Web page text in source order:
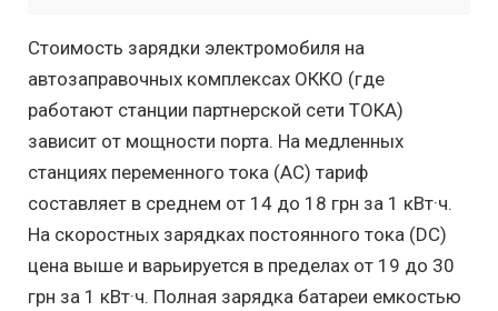
Стоимость зарядки электромобиля на
автозаправочных комплексах ОККО (где
работают станции партнерской сети TOKA)
зависит от мощности порта. На медленных
станциях переменного тока (AC) тариф
составляет в среднем от 14 до 18 грн за 1 кВт·ч.
На скоростных зарядках постоянного тока (DC)
цена выше и варьируется в пределах от 19 до 30
грн за 1 кВт·ч. Полная зарядка батареи емкостью